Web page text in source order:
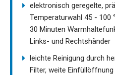
elektronisch geregelte,
Temperaturwahl 45 - 100
30 Minuten
Links- und Rechtshänder
leichte Reinigung durch
Filter, weite